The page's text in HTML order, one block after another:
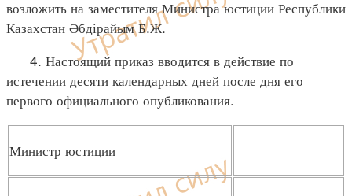
возложить на заместителя Министра юстиции Республики
Казахстан Әбдірайым Б.Ж.
4. Настоящий приказ вводится в действие по
истечении десяти календарных дней после дня его
первого официального опубликования.
Министр юстиции